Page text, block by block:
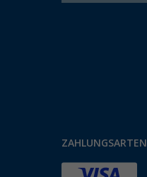
ZAHLUNGSARTEN